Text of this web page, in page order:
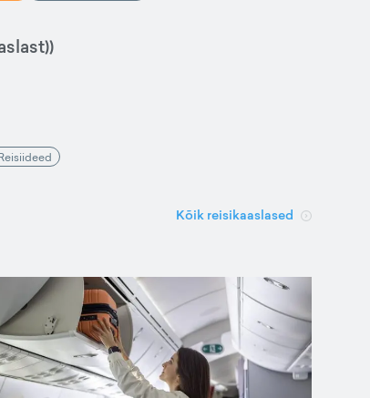
Kõik reisikaaslased